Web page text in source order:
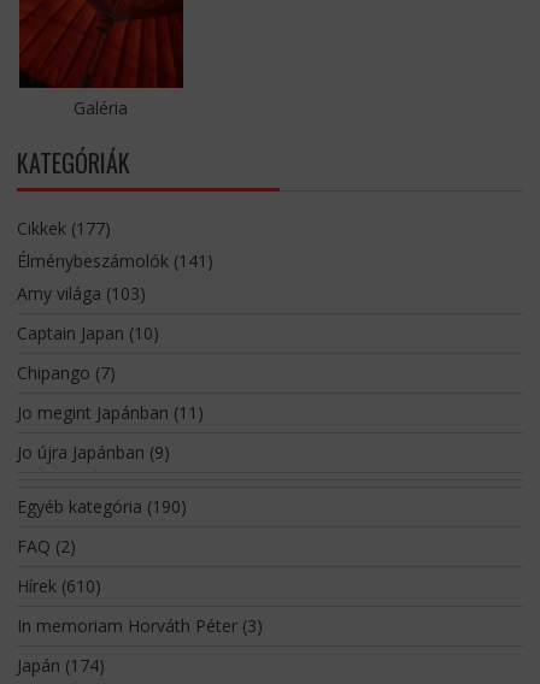
Galéria
KATEGÓRIÁK
Cikkek(177)
Élménybeszámolók(141)
Amy világa (103)
Captain Japan (10)
Chipango (7)
Jo megint Japánban (11)
Jo újra Japánban (9)
Egyéb kategória (190)
FAQ (2)
Hírek(610)
In memoriam Horváth Péter(3)
Japán (174)